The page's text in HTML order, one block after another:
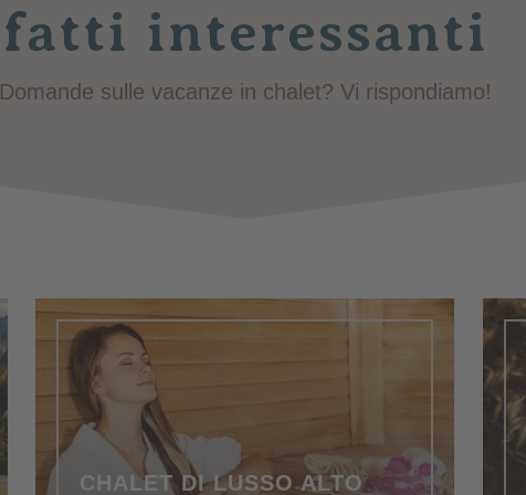
fatti interessanti
Domande sulle vacanze in chalet? Vi rispondiamo!
CHALET DI LUSSO ALTO